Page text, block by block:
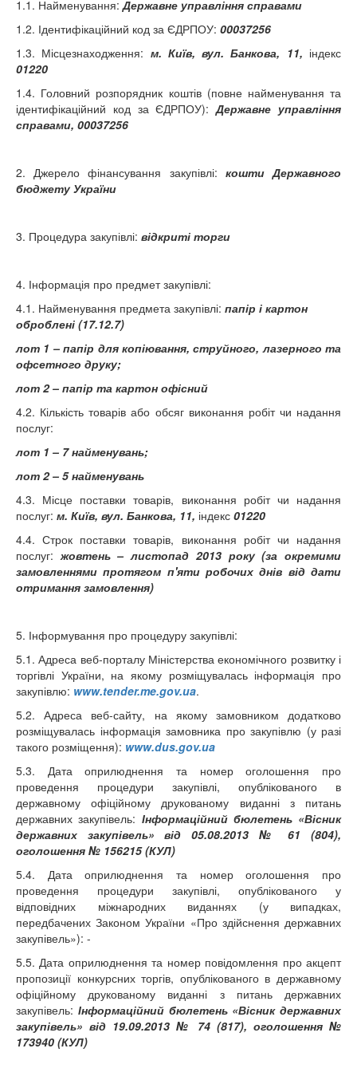
1.1. Найменування:Державне управління справами
1.2. Ідентифікаційний код за ЄДРПОУ: 00037256
1.3. Місцезнаходження: м. Київ, вул. Банкова, 11, індекс
01220
1.4. Головний розпорядник коштів (повне найменування та
ідентифікаційний код за ЄДРПОУ):Державне управління
справами, 00037256
2. Джерело фінансування закупівлі: кошти Державного
бюджету України
3. Процедура закупівлі: відкриті торги
4. Інформація про предмет закупівлі:
4.1. Найменування предмета закупівлі: папір і картон
оброблені (17.12.7)
лот 1 – папір для копіювання, струйного, лазерного та
офсетного друку;
лот 2 – папір та картон офісний
4.2. Кількість товарів або обсяг виконання робіт чи надання
послуг:
лот 1 – 7 найменувань;
лот 2– 5 найменувань
4.3. Місце поставки товарів, виконання робіт чи надання
послуг: м. Київ, вул. Банкова, 11, індекс 01220
4.4. Строк поставки товарів, виконання робіт чи надання
послуг:жовтень – листопад 2013 року (за окремими
замовленнями протягом п'яти робочих днів від дати
отримання замовлення)
5. Інформування про процедуру закупівлі:
5.1. Адреса веб-порталу Міністерства економічного розвитку і
торгівлі України, на якому розміщувалась інформація про
закупівлю: www.tender.me.gov.ua.
5.2. Адреса веб-сайту, на якому замовником додатково
розміщувалась інформація замовника про закупівлю (у разі
такого розміщення): www.dus.gov.ua
5.3. Дата оприлюднення та номер оголошення про
проведення процедури закупівлі, опублікованого в
державному офіційному друкованому виданні з питань
державних закупівель: Інформаційний бюлетень «Вісник
державних закупівель» від 05.08.2013 № 61 (804),
оголошення № 156215 (КУЛ)
5.4. Дата оприлюднення та номер оголошення про
проведення процедури закупівлі, опублікованого у
відповідних міжнародних виданнях (у випадках,
передбачених Законом України «Про здійснення державних
закупівель»): -
5.5. Дата оприлюднення та номер повідомлення про акцепт
пропозиції конкурсних торгів, опублікованого в державному
офіційному друкованому виданні з питань державних
закупівель: Інформаційний бюлетень «Вісник державних
закупівель» від 19.09.2013 № 74 (817), оголошення №
173940 (КУЛ)